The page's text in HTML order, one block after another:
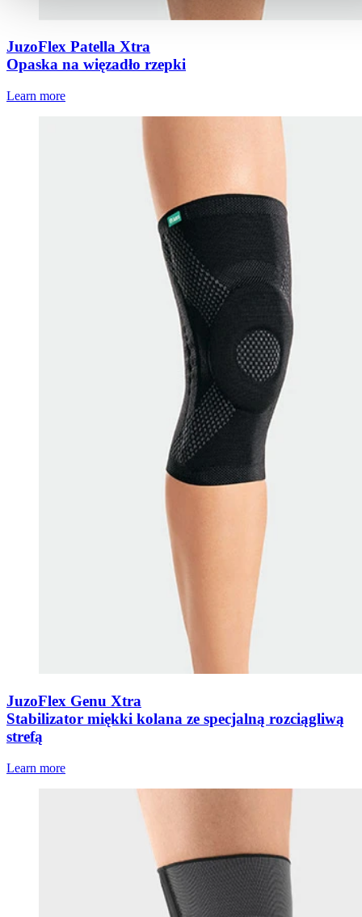
JuzoFlex Patella Xtra
Opaska na więzadło rzepki
Learn more
JuzoFlex Genu Xtra
Stabilizator miękki kolana ze specjalną rozciągliwą
strefą
Learn more